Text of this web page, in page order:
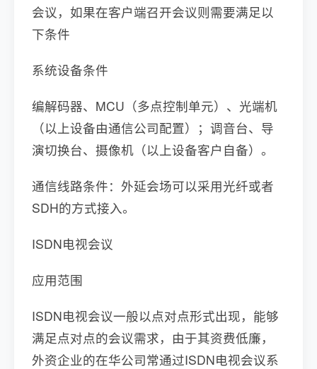
会议，如果在客户端召开会议则需要满足以
下条件
系统设备条件
编解码器、MCU（多点控制单元）、光端机
（以上设备由通信公司配置）；调音台、导
演切换台、摄像机（以上设备客户自备）。
通信线路条件：外延会场可以采用光纤或者
SDH的方式接入。
ISDN电视会议
应用范围
ISDN电视会议一般以点对点形式出现，能够
满足点对点的会议需求，由于其资费低廉，
外资企业的在华公司常通过ISDN电视会议系